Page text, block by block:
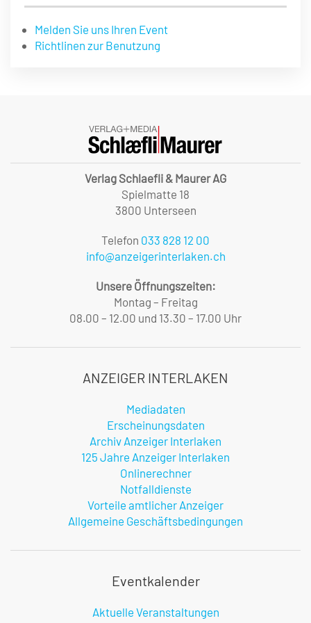
Melden Sie uns Ihren Event
Richtlinen zur Benutzung
Verlag Schlaefli & Maurer AG
Spielmatte 18
3800 Unterseen
Telefon 033 828 12 00
info@anzeigerinterlaken.ch
Unsere Öffnungszeiten:
Montag – Freitag
08.00 – 12.00 und 13.30 – 17.00 Uhr
ANZEIGER INTERLAKEN
Mediadaten
Erscheinungsdaten
Archiv Anzeiger Interlaken
125 Jahre Anzeiger Interlaken
Onlinerechner
Notfalldienste
Vorteile amtlicher Anzeiger
Allgemeine Geschäftsbedingungen
Eventkalender
Aktuelle Veranstaltungen